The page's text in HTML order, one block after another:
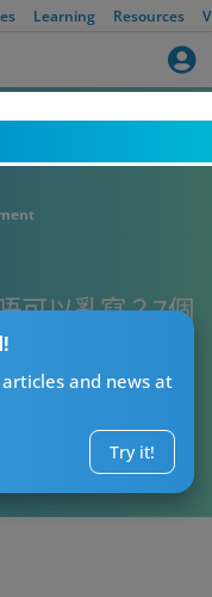
Learning Resources
and news at
Try it!
可以亂寫？7個